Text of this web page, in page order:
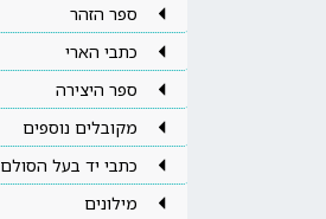
ספר הזהר
כתבי הארי
ספר היצירה
מקובלים נוספים
כתבי יד בעל הסולם
מילונים